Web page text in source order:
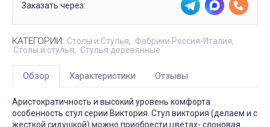
Заказать через:
КАТЕГОРИИ: Столы и Стулья
Фабрики Россия-Италия
Столы и стулья
Стулья деревянные
Обзор Характеристики Отзывы
Аристократичность и высокий уровень комфорта
особенность стул серии Виктория. Стул виктория (делаем и с
жесткой сидушкой) можно приобрести цветах- слоновая